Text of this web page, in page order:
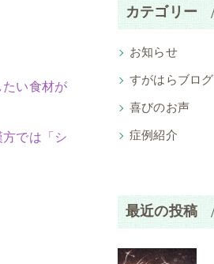
い食材が
では「シ
カテゴリー
お知らせ
すがはらブログ
喜びのお声
症例紹介
最近の投稿